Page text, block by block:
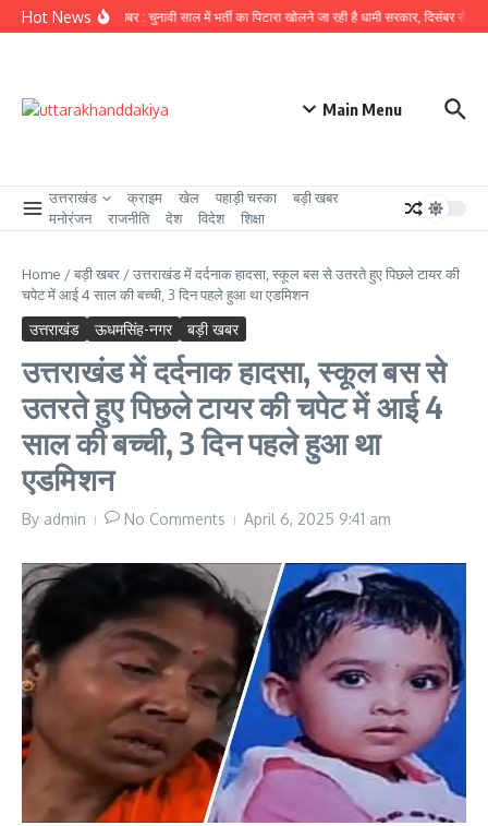
Skip to content
Hot News
उत्तराखंड से बड़ी खबर : चुनावी साल में भर्ती का पिटारा खोलने जा रही है धामी सरकार, दिसंबर से
Main Menu
उत्तराखंड क्राइम खेल पहाड़ी चस्का
बड़ी खबर
मनोरंजन
राजनीति देश विदेश शिक्षा
Home /बड़ी खबर /उत्तराखंड में दर्दनाक हादसा, स्कूल बस से उतरते हुए पिछले टायर की
चपेट में आई 4 साल की बच्ची, 3 दिन पहले हुआ था एडमिशन
उत्तराखंड ऊधमसिंह-नगर बड़ी खबर
उत्तराखंड में दर्दनाक हादसा, स्कूल बस से
उतरते हुए पिछले टायर की चपेट में आई 4
साल की बच्ची, 3 दिन पहले हुआ था
एडमिशन
By admin No Comments April 6, 2025 9:41 am